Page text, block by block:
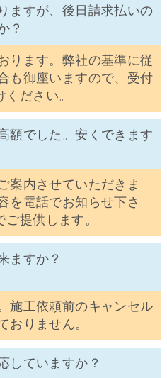
ますが、後日請求払いの
？
ります。弊社の基準に従
も御座いますので、受付
ださい。
額でした。安くできます
案内させていただきま
を電話でお知らせ下さ
提供します。
ますか？
施工依頼前のキャンセル
おりません。
していますか？